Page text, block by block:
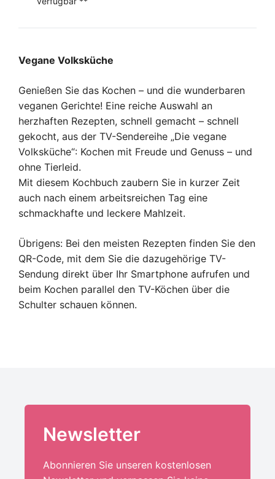
Vegane Volksküche
Genießen Sie das Kochen – und die wunderbaren
veganen Gerichte! Eine reiche Auswahl an
herzhaften Rezepten, schnell gemacht – schnell
gekocht, aus der TV-Sendereihe „Die vegane
Volksküche“: Kochen mit Freude und Genuss – und
ohne Tierleid.
Mit diesem Kochbuch zaubern Sie in kurzer Zeit
auch nach einem arbeitsreichen Tag eine
schmackhafte und leckere Mahlzeit.
Übrigens: Bei den meisten Rezepten finden Sie den
QR-Code, mit dem Sie die dazugehörige TV-
Sendung direkt über Ihr Smartphone aufrufen und
beim Kochen parallel den TV-Köchen über die
Schulter schauen können.
Newsletter
Abonnieren Sie unseren kostenlosen